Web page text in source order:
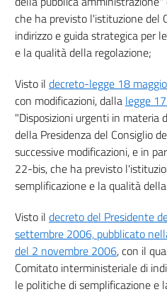
che ha previsto l'istituzione del
indirizzo e guida strategica per
e la qualità della regolazione;
Visto il decreto-legge 18
con modificazioni, dalla legge
"Disposizioni urgenti in materia
della Presidenza del Consiglio
successive modificazioni, e in
22-bis, che ha previsto
semplificazione e la qualità
Visto il decreto del Presidente
settembre 2006, pubblicato
del 2 novembre 2006, con il
Comitato interministeriale di
le politiche di semplificazione e